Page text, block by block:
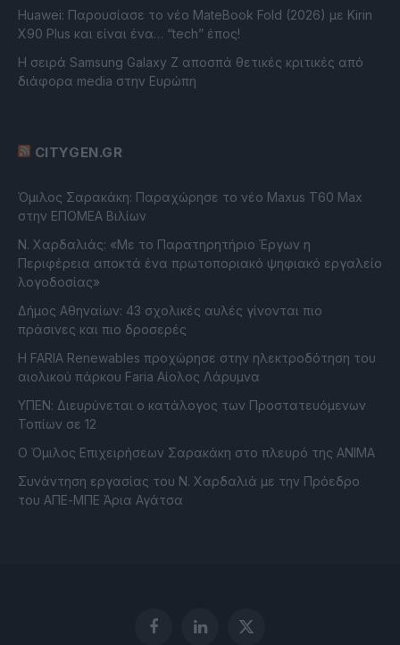
Huawei: Παρουσίασε το νέο MateBook Fold (2026) με Kirin
X90 Plus και είναι ένα… “tech” έπος!
Η σειρά Samsung Galaxy Z αποσπά θετικές κριτικές από
διάφορα media στην Ευρώπη
CITYGEN.GR
Όμιλος Σαρακάκη: Παραχώρησε το νέο Maxus T60 Max
στην ΕΠΟΜΕΑ Βιλίων
Ν. Χαρδαλιάς: «Με το Παρατηρητήριο Έργων η
Περιφέρεια αποκτά ένα πρωτοποριακό ψηφιακό εργαλείο
λογοδοσίας»
Δήμος Αθηναίων: 43 σχολικές αυλές γίνονται πιο
πράσινες και πιο δροσερές
Η FARIA Renewables προχώρησε στην ηλεκτροδότηση του
αιολικού πάρκου Faria Αίολος Λάρυμνα
ΥΠΕΝ: Διευρύνεται ο κατάλογος των Προστατευόμενων
Τοπίων σε 12
O Όμιλος Επιχειρήσεων Σαρακάκη στο πλευρό της ΑΝΙΜΑ
Συνάντηση εργασίας του Ν. Χαρδαλιά με την Πρόεδρο
του ΑΠΕ-ΜΠΕ Άρια Αγάτσα
FacebookLinkedInX